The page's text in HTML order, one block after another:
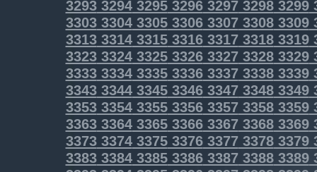
3293329432953296329732983299
3303330433053306330733083309
3313331433153316331733183319
3323332433253326332733283329
3333333433353336333733383339
3343334433453346334733483349
3353335433553356335733583359
3363336433653366336733683369
3373337433753376337733783379
3383338433853386338733883389